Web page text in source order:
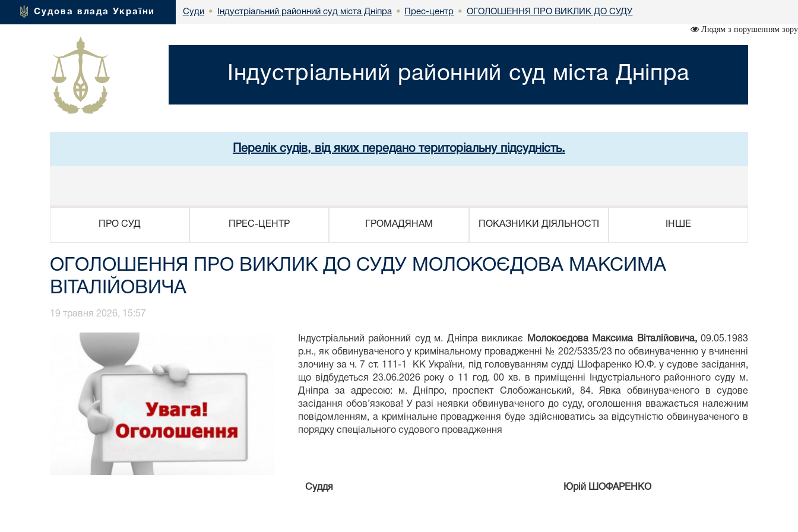
Судова влада України Суди • Індустріальний районний суд міста Дніпра • Прес-центр • ОГОЛОШЕННЯ ПРО ВИКЛИК ДО СУДУ
Людям з порушенням зору
Індустріальний районний суд міста Дніпра
Перелік судів, від яких передано територіальну підсудність.
ПРО СУД ПРЕС-ЦЕНТР ГРОМАДЯНАМ ПОКАЗНИКИ ДІЯЛЬНОСТІ ІНШЕ
ОГОЛОШЕННЯ ПРО ВИКЛИК ДО СУДУ МОЛОКОЄДОВА МАКСИМА
ВІТАЛІЙОВИЧА
19 травня 2026, 15:57
Індустріальний районний суд м. Дніпра викликає Молокоєдова Максима Віталійовича,09.05.1983
р.н., як обвинуваченого у кримінальному провадженні № 202/5335/23 по обвинуваченню у вчиненні
злочину за ч. 7 ст. 111-1 КК України, під головуванням судді Шофаренко Ю.Ф. у судове засідання,
що відбудеться 23.06.2026 року о 11 год. 00 хв. в приміщенні Індустріального районного суду м.
Дніпра за адресою: м. Дніпро, проспект Слобожанський, 84. Явка обвинуваченого в судове
засідання обов’язкова! У разі неявки обвинуваченого до суду, оголошення вважається належним
повідомленням, а кримінальне провадження буде здійснюватись за відсутністю обвинуваченого в
порядку спеціального судового провадження
Суддя Юрій ШОФАРЕНКО